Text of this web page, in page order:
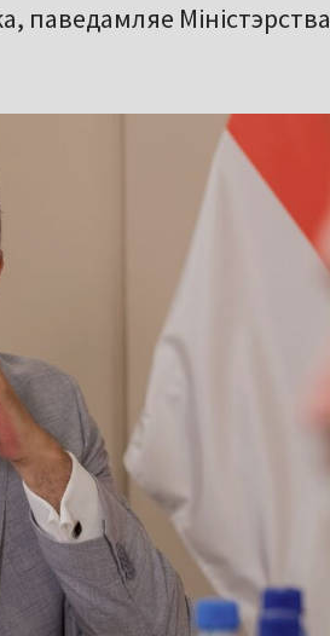
паведамляе Міністэрства